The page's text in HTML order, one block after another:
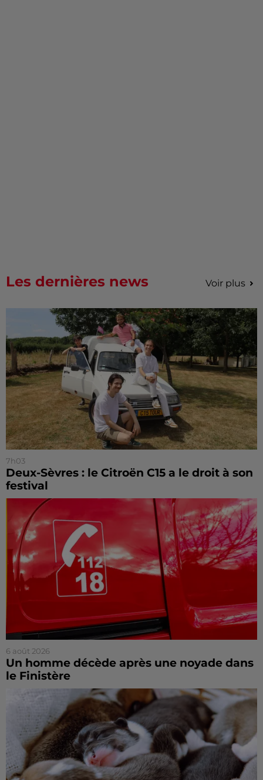
Les dernières news Voir plus
7h03
Deux-Sèvres : le Citroën C15 a le droit à son
festival
6 août 2026
Un homme décède après une noyade dans
le Finistère